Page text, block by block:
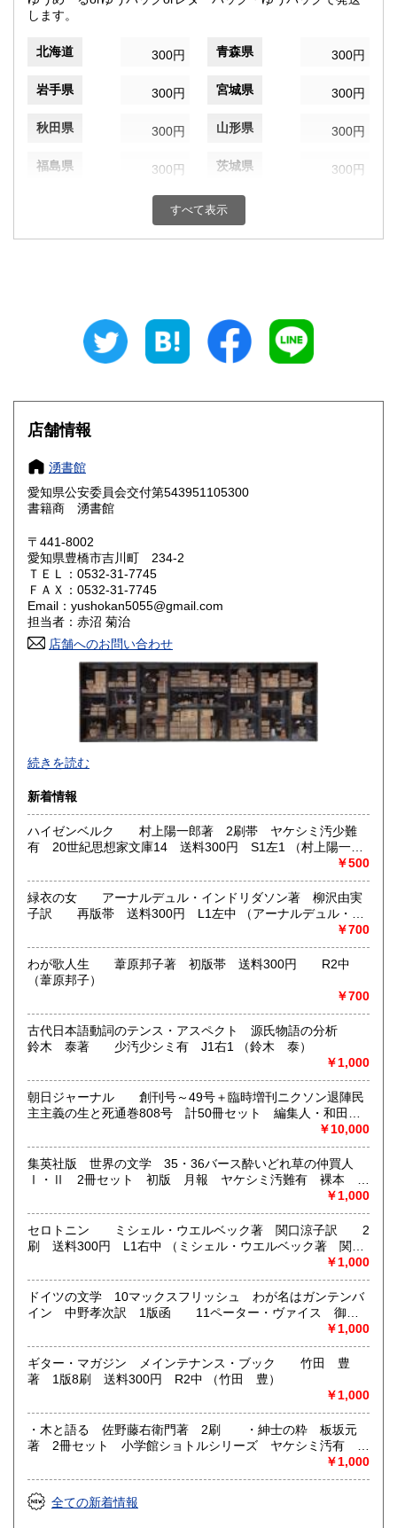
します。
北海道 300円 青森県 300円
岩手県 300円 宮城県 300円
秋田県 300円 山形県 300円
福島県 300円 茨城県 300円
300円 群馬県
埼玉県 千葉県
300円 富山県
300円 福井県
300円 300円
岐阜県
愛知県
滋賀県
大阪府 300円
奈良県 300円
鳥取県
300円 広島県
300円 徳島県
300円 愛媛県
佐賀県 300円 長崎県 300円
熊本県 300円 大分県 300円
宮崎県 300円 鹿児島県 300円
すべて表示
店舗情報
湧書館
愛知県公安委員会交付第543951105300
書籍商 湧書館
〒441-8002
愛知県豊橋市吉川町 234-2
ＴＥＬ：0532-31-7745
ＦＡＸ：0532-31-7745
Email：yushokan5055@gmail.com
担当者：赤沼 菊治
店舗へのお問い合わせ
・送料は一律300円を基本とします。
JPの厚さ3㎝ルールが有りますので、超えるものは
す。
によってご負担をお願いする場合もございます。
・クレジット決済、代金前払いのいづれかの選択になりま
・代金引換はご相談下さい。（手数料他要）
※公費は3000円以上からでお願いします。
沿線名：JR東海新幹線、名鉄・東海道本線
最寄駅：豊橋駅
ん。
神秘、哲学、歴史、美術書、アート、建築関係など、買取強
化しています。
総記、哲学宗教、歴史、社会科学、美術工芸、国語国文、外
国文学、近代文献、趣味、外国書、サブカルチャー、古書一
般（その他）
幻想怪奇推理、思想哲学、趣味の本、写真集、幕末ほか。
続きを読む
新着情報
ハイゼンベルク 村上陽一郎著 2刷帯 ヤケシミ汚少難
有 20世紀思想家文庫14 送料300円 S1左1 （村上陽一
￥500
緑衣の女 アーナルデュル・インドリダソン著 柳沢由実
子訳 再版帯 送料300円 L1左中 （アーナルデュル・イ
￥700
わが歌人生 葦原邦子著 初版帯 送料300円 R2中
（葦原邦子）
￥700
古代日本語動詞のテンス・アスペクト 源氏物語の分析
鈴木 泰著 少汚少シミ有 J1右1 （鈴木 泰）
￥1,000
朝日ジャーナル 創刊号～49号＋臨時増刊ニクソン退陣民
主主義の生と死通巻808号 計50冊セット 編集人・和田
斉 発行兼印刷人・春海鎮男 ヤケシミ汚難痛有 ゆうパッ
ク送付 E5右
￥10,000
集英社版 世界の文学 35・36バース酔いどれ草の仲買人
Ⅰ・Ⅱ 2冊セット 初版 月報 ヤケシミ汚難有 裸本
訳）
￥1,000
セロトニン ミシェル・ウエルベック著 関口涼子訳 2
刷 送料300円 L1右中 （ミシェル・ウエルベック著 関口
￥1,000
ドイツの文学 10マックスフリッシュ わが名はガンテンバ
イン 中野孝次訳 1版函 11ペーター・ヴァイス 御者
のからだの影 消点 1版函 ヤケシミ汚有 シミ多し
2冊セット レターパックプラス L1左中 （マックスフリ
ッシュ ペーターヴァイス）
￥1,000
ギター・マガジン メインテナンス・ブック 竹田 豊
著 1版8刷 送料300円 R2中 （竹田 豊）
￥1,000
・木と語る 佐野藤右衛門著 2刷 ・紳士の粋 板坂元
著 2冊セット 小学館ショトルシリーズ ヤケシミ汚有
￥1,000
全ての新着情報